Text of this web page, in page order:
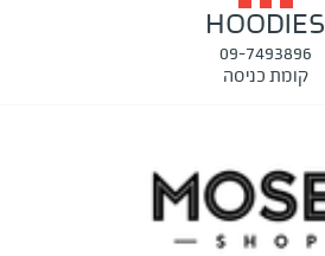
HOODIES
09-7493896
קומת כניסה